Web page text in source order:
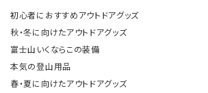
初心者におすすめアウトドアグッズ
秋・冬に向けたアウトドアグッズ
富士山いくならこの装備
本気の登山用品
春・夏に向けたアウトドアグッズ